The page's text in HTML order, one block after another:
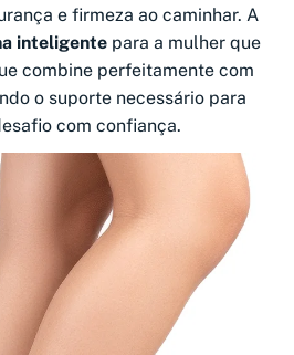
e firmeza ao caminhar. A
inteligente para a mulher que
combine perfeitamente com
o suporte necessário para
com confiança.